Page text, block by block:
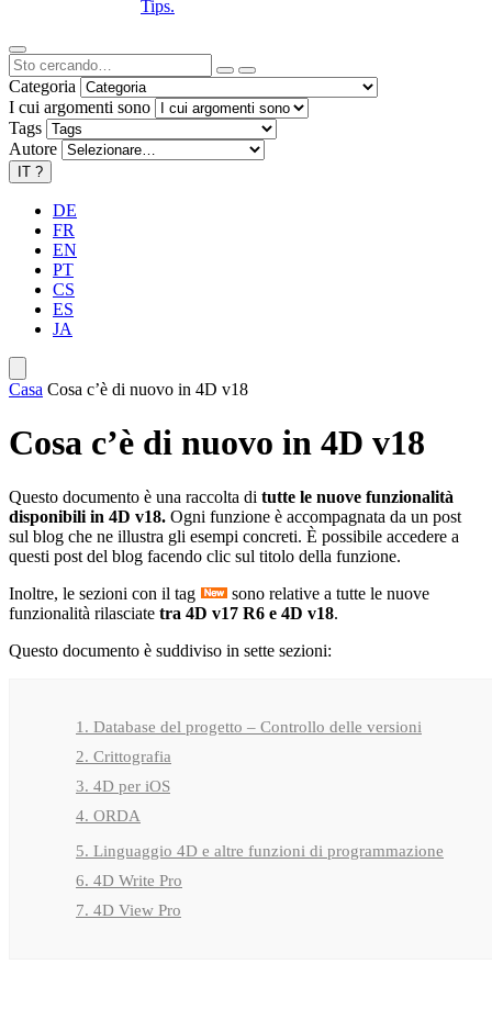
Tips.
Categoria
I cui argomenti sono
Tags
Autore
IT ?
DE
FR
EN
PT
CS
ES
JA
Casa Cosa c’è di nuovo in 4D v18
Cosa c’è di nuovo in 4D v18
Questo documento è una raccolta di tutte le nuove funzionalità
disponibili in 4D v18. Ogni funzione è accompagnata da un post
sul blog che ne illustra gli esempi concreti. È possibile accedere a
questi post del blog facendo clic sul titolo della funzione.
Inoltre, le sezioni con il tag
sono relative a tutte le nuove
funzionalità rilasciate tra 4D v17 R6 e 4D v18.
Questo documento è suddiviso in sette sezioni:
1. Database del progetto – Controllo delle versioni
2. Crittografia
3. 4D per iOS
4. ORDA
5. Linguaggio 4D e altre funzioni di programmazione
6. 4D Write Pro
7. 4D View Pro